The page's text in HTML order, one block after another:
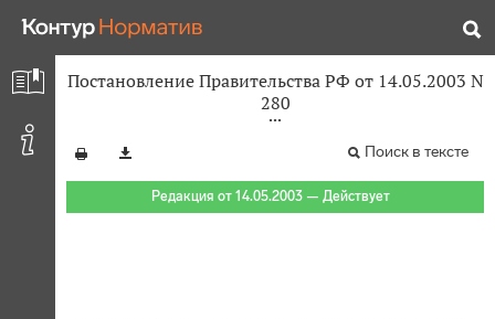
Постановление Правительства РФ от 14.05.2003 N
280
Поиск в тексте
Редакция от 14.05.2003 — Действует